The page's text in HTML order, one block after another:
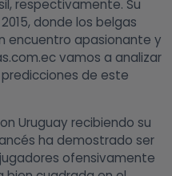
respectivamente. Su
donde los belgas
encuentro apasionante y
vamos a analizar
de este
Uruguay recibiendo su
ha demostrado ser
ofensivamente